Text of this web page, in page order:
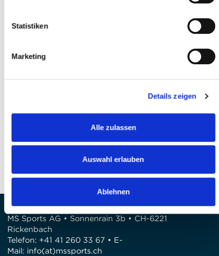
Statistiken
Marketing
Details zeigen
Alle zulassen
Auswahl erlauben
Ablehnen
Accetto
mio consenso *
Siamo a disposizione di voi!
E-Mail: info@mssports.ch
MS Sports AG • Sonnenrain 3b • CH-6221
Rickenbach
Telefon: +41 41 260 33 67 • E-
Mail: info(at)mssports.ch